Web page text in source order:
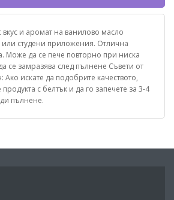
вкус и аромат на ванилово масло
или студени приложения. Отлична
Може да се пече повторно при ниска
се замразява след пълнене Съвети от
Ако искате да подобрите качеството,
с белтък и да го запечете за 3-4
пълнене.